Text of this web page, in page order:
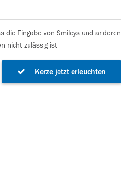
die Eingabe von Smileys und anderen
nicht zulässig ist.
Kerze jetzt erleuchten